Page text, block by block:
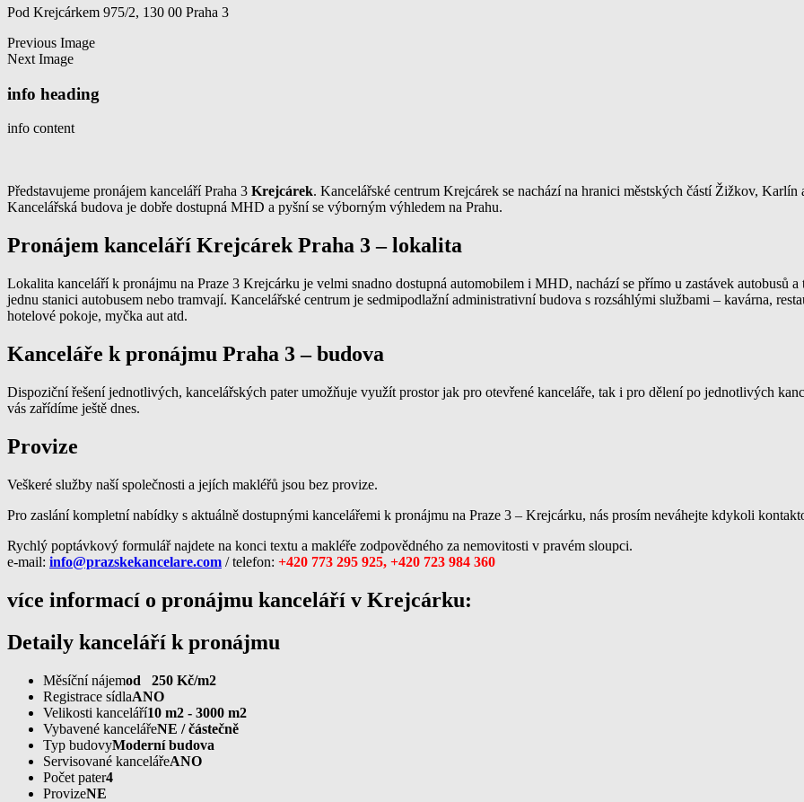
Pod Krejcárkem 975/2, 130 00 Praha 3
Previous Image
Next Image
info heading
info content
Představujeme pronájem kanceláří Praha 3 Krejcárek. Kancelářské centrum Krejcárek se nachází na hranici městských částí Žižkov,
Kancelářská budova je dobře dostupná MHD a pyšní se výborným výhledem na Prahu.
Pronájem kanceláří Krejcárek Praha 3 – lokalita
Lokalita kanceláří k pronájmu na Praze 3 Krejcárku je velmi snadno dostupná automobilem i MHD, nachází se přímo u zastávek autobusů
jednu stanici autobusem nebo tramvají. Kancelářské centrum je sedmipodlažní administrativní budova s rozsáhlými službami – kavárna,
hotelové pokoje, myčka aut atd.
Kanceláře k pronájmu Praha 3 – budova
Dispoziční řešení jednotlivých, kancelářských pater umožňuje využít prostor jak pro otevřené kanceláře, tak i pro dělení po jednotlivých
vás zařídíme ještě dnes.
Provize
Veškeré služby naší společnosti a jejích makléřů jsou bez provize.
Pro zaslání kompletní nabídky s aktuálně dostupnými kancelářemi k pronájmu na Praze 3 – Krejcárku, nás prosím neváhejte kdykoli
Rychlý poptávkový formulář najdete na konci textu a makléře zodpovědného za nemovitosti v pravém sloupci.
e-mail: info@prazskekancelare.com / telefon: +420 773 295 925, +420 723 984 360
více informací o pronájmu kanceláří v Krejcárku:
Detaily kanceláří k pronájmu
Měsíční nájemod 250 Kč/m2
Registrace sídlaANO
Velikosti kanceláří10 m2 - 3000 m2
Vybavené kancelářeNE / částečně
Typ budovyModerní budova
Servisované kancelářeANO
Počet pater4
ProvizeNE